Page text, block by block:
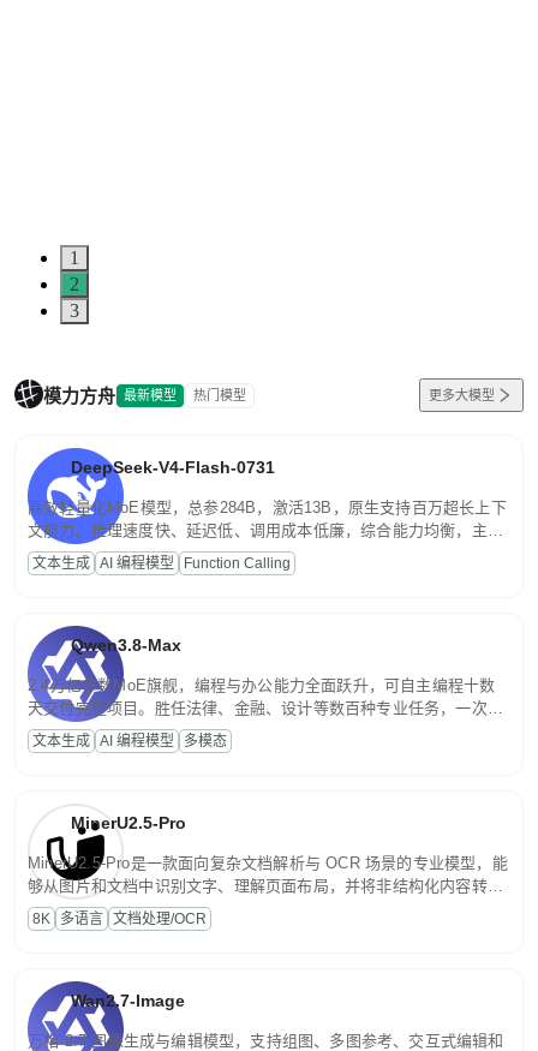
1
2
3
模力方舟 最新模型 热门模型 更多大模型
DeepSeek-V4-Flash-0731
高效轻量化MoE模型，总参284B，激活13B，原生支持百万超长上下
文能力。推理速度快、延迟低、调用成本低廉，综合能力均衡，主打
高并发、轻量化任务，适合日常对话、内容创作、基础 RAG、批量
文案处理等普惠刚需场景。
文本生成 AI 编程模型 Function Calling
Qwen3.8-Max
2.4万亿参数MoE旗舰，编程与办公能力全面跃升，可自主编程十数
天交付完整项目。胜任法律、金融、设计等数百种专业任务，一次对
话端到端交付生产级成果。原生视觉理解贯穿规划、执行与验证全流
程，支持超长文档与长视频的深度语义解析。长程任务中自主规划与
文本生成 AI 编程模型 多模态
MinerU2.5-Pro
MinerU2.5-Pro是一款面向复杂文档解析与 OCR 场景的专业模型，能
够从图片和文档中识别文字、理解页面布局，并将非结构化内容转换
为便于存储、检索和二次处理的结构化结果。
8K 多语言 文档处理/OCR
Wan2.7-Image
万相 2.7 图像生成与编辑模型，支持组图、多图参考、交互式编辑和